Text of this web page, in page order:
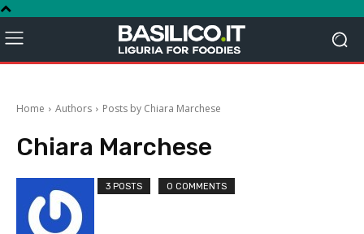
Home Authors Posts by Chiara Marchese
Chiara Marchese
3 POSTS 0 COMMENTS